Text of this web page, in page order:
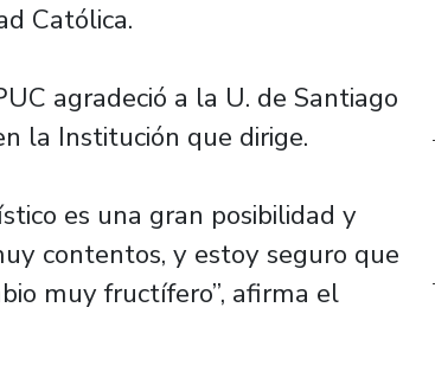
Católica.
agradeció a la U. de Santiago
la Institución que dirige.
es una gran posibilidad y
contentos, y estoy seguro que
muy fructífero”, afirma el